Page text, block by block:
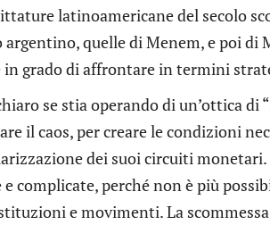
latinoamericane del secolo
quelle di Menem, e poi
in grado di affrontare in termini
se stia operando di un’ottica
il caos, per creare le condizioni
dei suoi circuiti
complicate, perché non è più
e movimenti. La